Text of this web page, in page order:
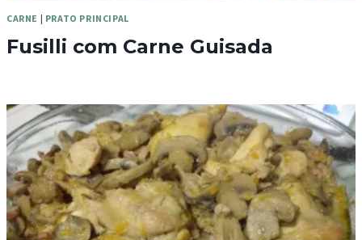
CARNE | PRATO PRINCIPAL
Fusilli com Carne Guisada